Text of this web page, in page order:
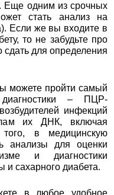
Еще одним из срочных
стать анализ на
Если же вы входите в
то не забудьте про
сдать для определения
можете пройти самый
– ПЦР-
инфекций
их ДНК, включая
в медицинскую
анализы для оценки
и диагностики
сахарного диабета.
в любое удобное